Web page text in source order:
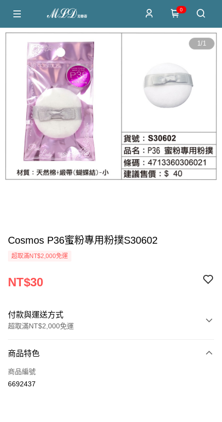
0
1/1
Cosmos P36蜜粉專用粉撲S30602
超取滿NT$2,000免運
NT$30
付款與運送方式
超取滿NT$2,000免運
信用卡一次付款
超商取貨付款
商品特色
商品編號
6692437